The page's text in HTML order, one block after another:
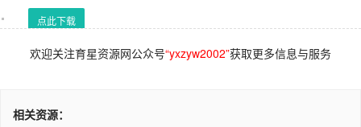
点此下载
欢迎关注育星资源网公众号“yxzyw2002”获取更多信息与服务
相关资源：